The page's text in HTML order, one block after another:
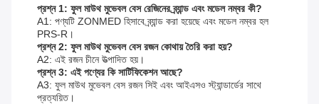
প্রশ্ন 1: ফুল মাউথ মুভেবল বেস রেজিনের ব্র্যান্ড এবং মডেল নম্বর কী?
A1: পণ্যটি ZONMED হিসাবে ব্র্যান্ড করা হয়েছে এবং মডেল নম্বর হল
PRS-R।
প্রশ্ন 2: ফুল মাউথ মুভেবল বেস রজন কোথায় তৈরি করা হয়?
A2: এই রজন চীনে উত্পাদিত হয়।
প্রশ্ন 3: এই পণ্যের কি সার্টিফিকেশন আছে?
A3: ফুল মাউথ মুভেবল বেস রজন সিই এবং আইএসও স্ট্যান্ডার্ডের সাথে
প্রত্যয়িত।